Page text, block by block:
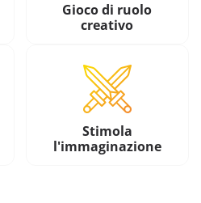
Gioco di ruolo
creativo
Stimola
l'immaginazione